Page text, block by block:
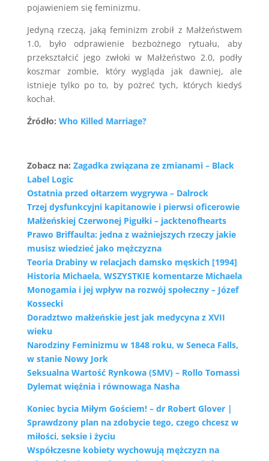
pojawieniem się feminizmu.
Jedyną rzeczą, jaką feminizm zrobił z Małżeństwem
1.0, było odprawienie bezbożnego rytuału, aby
przekształcić jego zwłoki w Małżeństwo 2.0, podły
koszmar zombie, który wygląda jak dawniej, ale
istnieje tylko po to, by pożreć tych, których kiedyś
kochał.
Źródło: Who Killed Marriage?
Zobacz na: Zagadka związana ze zmianami – Black
Label Logic
Ostatnia przed ołtarzem wygrywa – Dalrock
Trzej dysfunkcyjni kapitanowie i pierwsi oficerowie
Małżeńskiej Czerwonej Pigułki – jacktenofhearts
Prawo Briffaulta: jedna z ważniejszych rzeczy jakie
musisz wiedzieć jako mężczyzna
Teoria Drabiny w relacjach damsko męskich [1994]
Historia Michaela, WSZYSTKIE komentarze Michaela
Monogamia i jej wpływ na rozwój społeczny – Józef
Kossecki
Doradztwo małżeńskie jest jak medycyna z XVII
wieku
Narodziny Feminizmu w 1848 roku, w Seneca Falls,
w stanie Nowy Jork
Seksualna Wartość Rynkowa (SMV) – Rollo Tomassi
Dylemat więźnia i równowaga Nasha
Koniec bycia Miłym Gościem! – dr Robert Glover |
Sprawdzony plan na zdobycie tego, czego chcesz w
miłości, seksie i życiu
Współczesne kobiety wychowują mężczyzn na